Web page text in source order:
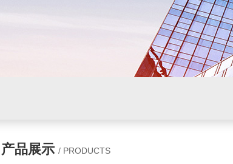
产品展示 / PRODUCTS